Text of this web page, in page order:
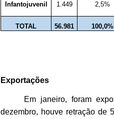
Infantojuvenil
1.449 2,5%
TOTAL
56.981 100,0%
Exportações
Em janeiro, foram
dezembro, houve retração de